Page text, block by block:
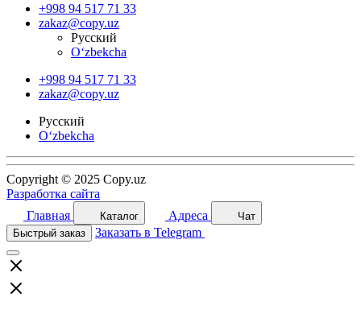
+998 94 517 71 33
zakaz@copy.uz
Русский
O‘zbekcha
+998 94 517 71 33
zakaz@copy.uz
Русский
O‘zbekcha
Copyright © 2025 Copy.uz
Разработка сайта
Главная
Каталог Адреса
Чат
Быстрый заказ
Заказать в Telegram